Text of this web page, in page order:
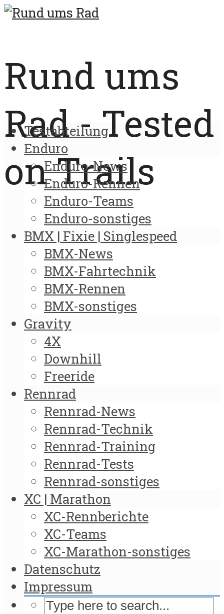
Rund ums
Rad - Tested
on Trails
Testabteilung
Enduro
Enduro-News
Enduro-Rennen
Enduro-Teams
Enduro-sonstiges
BMX | Fixie | Singlespeed
BMX-News
BMX-Fahrtechnik
BMX-Rennen
BMX-sonstiges
Gravity
4X
Downhill
Freeride
Rennrad
Rennrad-News
Rennrad-Technik
Rennrad-Training
Rennrad-Tests
Rennrad-sonstiges
XC | Marathon
XC-Rennberichte
XC-Teams
XC-Marathon-sonstiges
Datenschutz
Impressum